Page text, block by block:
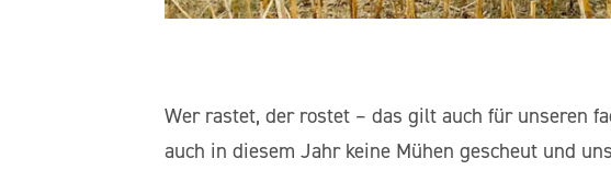
Wer rastet, der rostet – das gilt auch für unseren
auch in diesem Jahr keine Mühen gescheut und